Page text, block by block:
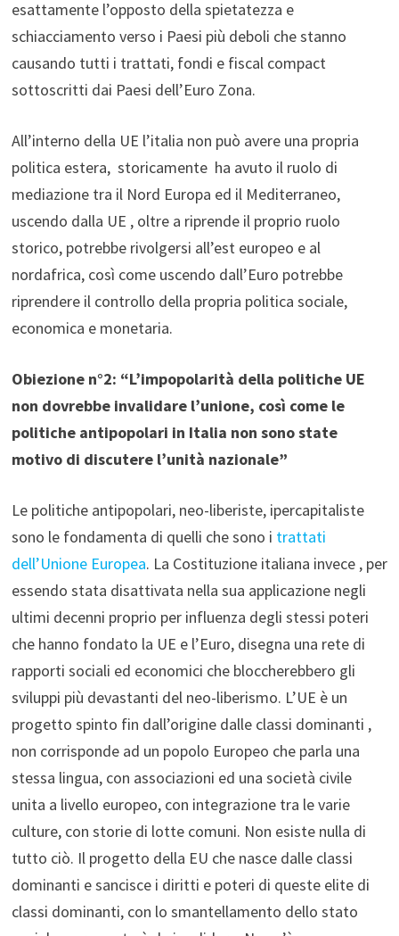
esattamente l’opposto della spietatezza e
schiacciamento verso i Paesi più deboli che stanno
causando tutti i trattati, fondi e fiscal compact
sottoscritti dai Paesi dell’Euro Zona.
All’interno della UE l’italia non può avere una propria
politica estera, storicamente ha avuto il ruolo di
mediazione tra il Nord Europa ed il Mediterraneo,
uscendo dalla UE , oltre a riprende il proprio ruolo
storico, potrebbe rivolgersi all’est europeo e al
nordafrica, così come uscendo dall’Euro potrebbe
riprendere il controllo della propria politica sociale,
economica e monetaria.
Obiezione n°2: “L’impopolarità della politiche UE
non dovrebbe invalidare l’unione, così come le
politiche antipopolari in Italia non sono state
motivo di discutere l’unità nazionale”
Le politiche antipopolari, neo-liberiste, ipercapitaliste
sono le fondamenta di quelli che sono i trattati
dell’Unione Europea. La Costituzione italiana invece , per
essendo stata disattivata nella sua applicazione negli
ultimi decenni proprio per influenza degli stessi poteri
che hanno fondato la UE e l’Euro, disegna una rete di
rapporti sociali ed economici che bloccherebbero gli
sviluppi più devastanti del neo-liberismo. L’UE è un
progetto spinto fin dall’origine dalle classi dominanti ,
non corrisponde ad un popolo Europeo che parla una
stessa lingua, con associazioni ed una società civile
unita a livello europeo, con integrazione tra le varie
culture, con storie di lotte comuni. Non esiste nulla di
tutto ciò. Il progetto della EU che nasce dalle classi
dominanti e sancisce i diritti e poteri di queste elite di
classi dominanti, con lo smantellamento dello stato